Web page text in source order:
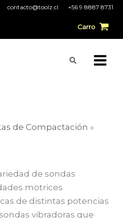
contacto@toolz.cl +56 9 8887 8731
Carro
Buscar
de Compactación »
de sondas
motrices
de distintas potencias
vibradoras que